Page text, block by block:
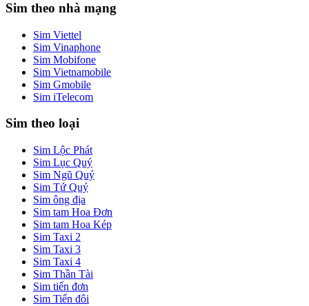
Sim theo nhà mạng
Sim Viettel
Sim Vinaphone
Sim Mobifone
Sim Vietnamobile
Sim Gmobile
Sim iTelecom
Sim theo loại
Sim Lộc Phát
Sim Lục Quý
Sim Ngũ Quý
Sim Tứ Quý
Sim ông địa
Sim tam Hoa Đơn
Sim tam Hoa Kép
Sim Taxi 2
Sim Taxi 3
Sim Taxi 4
Sim Thần Tài
Sim tiến đơn
Sim Tiến đôi